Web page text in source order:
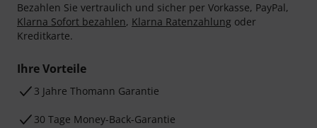
Bezahlen Sie vertraulich und sicher per Vorkasse, PayPal,
Klarna Sofort bezahlen, Klarna Ratenzahlung oder
Kreditkarte.
Ihre Vorteile
3 Jahre Thomann Garantie
30 Tage Money-Back-Garantie